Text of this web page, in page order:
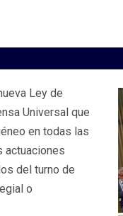
Ley de
Universal que
en todas las
actuaciones
del turno de
o